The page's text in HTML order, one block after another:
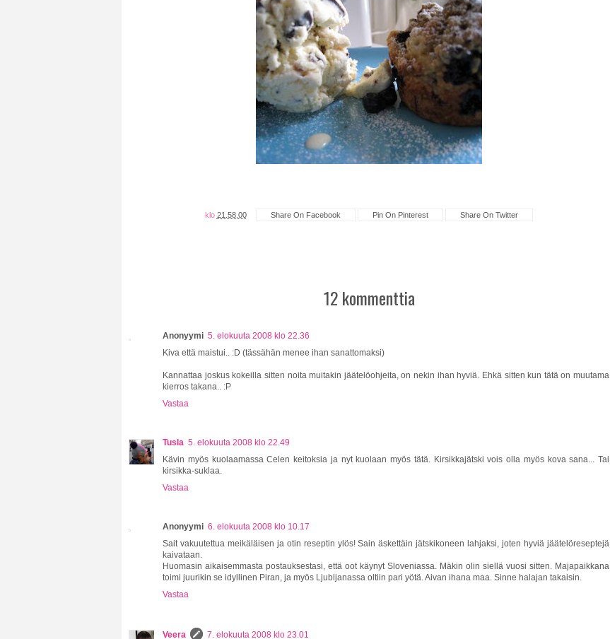
klo 21.58.00 Share On Facebook Pin On Pinterest Share On Twitter
12 kommenttia
Anonyymi 5. elokuuta 2008 klo 22.36
Kiva että maistui.. :D (tässähän menee ihan sanattomaksi)
Kannattaa joskus kokeilla sitten noita muitakin jäätelöohjeita, on nekin ihan hyviä. Ehkä sitten kun tätä on muutama
kierros takana.. :P
Vastaa
Tusla 5. elokuuta 2008 klo 22.49
Kävin myös kuolaamassa Celen keitoksia ja nyt kuolaan myös tätä. Kirsikkajätski vois olla myös kova sana... Tai
kirsikka-suklaa.
Vastaa
Anonyymi 6. elokuuta 2008 klo 10.17
Sait vakuutettua meikäläisen ja otin reseptin ylös! Sain äskettäin jätskikoneen lahjaksi, joten hyviä jäätelöreseptejä
kaivataan.
Huomasin aikaisemmasta postauksestasi, että oot käynyt Sloveniassa. Mäkin olin siellä vuosi sitten. Majapaikkana
toimi juurikin se idyllinen Piran, ja myös Ljubljanassa oltiin pari yötä. Aivan ihana maa. Sinne halajan takaisin.
Vastaa
Veera
7. elokuuta 2008 klo 23.01